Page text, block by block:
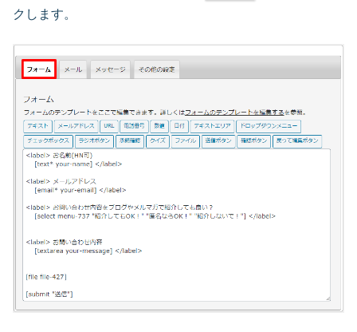
クします。